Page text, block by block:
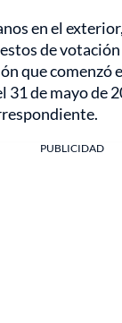
en el
de votación
que comenzó
31 de mayo de
PUBLICIDAD